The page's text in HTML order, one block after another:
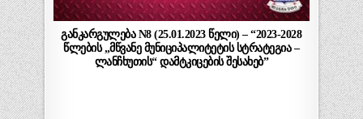
განკარგულება N8 (25.01.2023 წელი) – “2023-2028
წლების „მწვანე მუნიციპალიტეტის სტრატეგია –
ლანჩხუთის“ დამტკიცების შესახებ”